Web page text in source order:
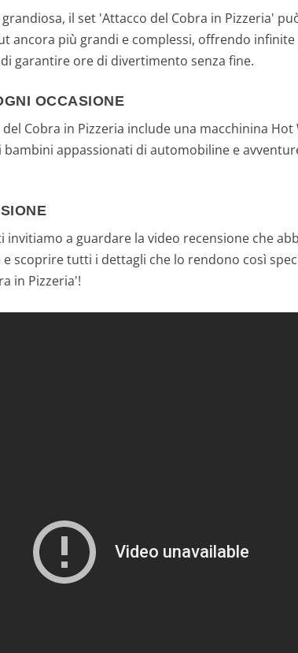
il set 'Attacco del Cobra in Pizzeria'
ancora più grandi e complessi, offrendo
garantire ore di divertimento senza fine.
OCCASIONE
Cobra in Pizzeria include una macchinina
appassionati di automobiline e
a guardare la video recensione che
scoprire tutti i dettagli che lo rendono così
in Pizzeria'!